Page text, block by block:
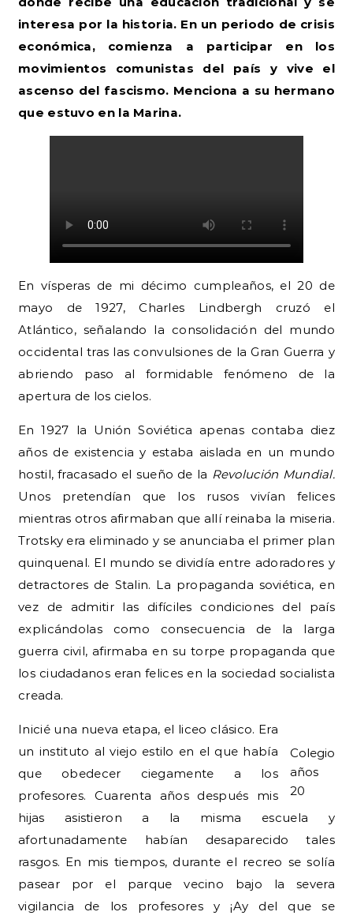
interesa por la historia. En un periodo de crisis
económica, comienza a participar en los
movimientos comunistas del país y vive el
ascenso del fascismo. Menciona a su hermano
que estuvo en la Marina.
En vísperas de mi décimo cumpleaños, el 20 de
mayo de 1927, Charles Lindbergh cruzó el
Atlántico, señalando la consolidación del mundo
occidental tras las convulsiones de la Gran Guerra y
abriendo paso al formidable fenómeno de la
apertura de los cielos.
En 1927 la Unión Soviética apenas contaba diez
años de existencia y estaba aislada en un mundo
hostil, fracasado el sueño de la Revolución Mundial.
Unos pretendían que los rusos vivían felices
mientras otros afirmaban que allí reinaba la miseria.
Trotsky era eliminado y se anunciaba el primer plan
quinquenal. El mundo se dividía entre adoradores y
detractores de Stalin. La propaganda soviética, en
vez de admitir las difíciles condiciones del país
explicándolas como consecuencia de la larga
guerra civil, afirmaba en su torpe propaganda que
los ciudadanos eran felices en la sociedad socialista
creada.
Colegio
años
20
Inicié una nueva etapa, el liceo clásico. Era
un instituto al viejo estilo en el que había
que obedecer ciegamente a los
profesores. Cuarenta años después mis
hijas asistieron a la misma escuela y
afortunadamente habían desaparecido tales
rasgos. En mis tiempos, durante el recreo se solía
pasear por el parque vecino bajo la severa
vigilancia de los profesores y ¡Ay del que se